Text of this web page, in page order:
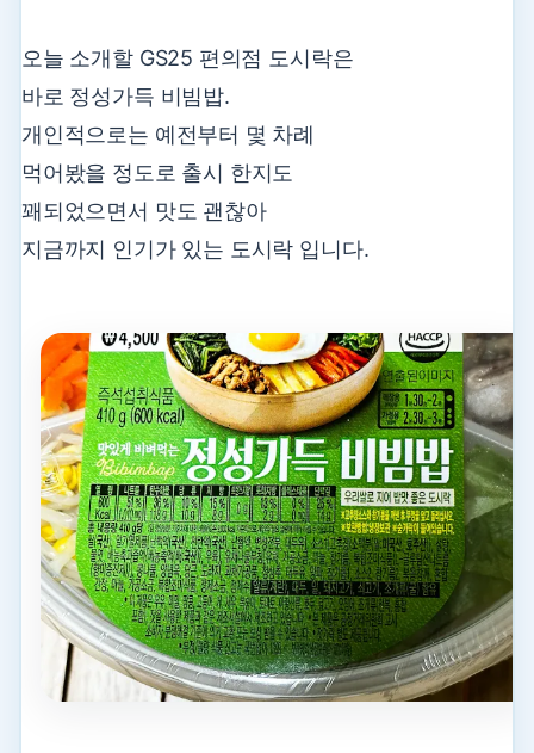
오늘 소개할 GS25 편의점 도시락은
바로 정성가득 비빔밥.
개인적으로는 예전부터 몇 차례
먹어봤을 정도로 출시 한지도
꽤되었으면서 맛도 괜찮아
지금까지 인기가 있는 도시락 입니다.